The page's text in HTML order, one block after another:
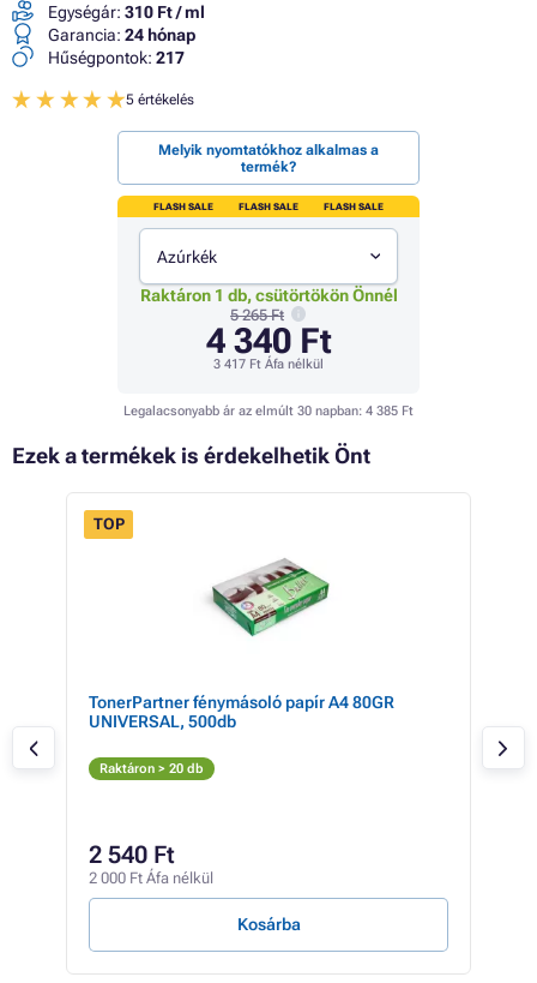
Egységár: 310 Ft / ml
Garancia: 24 hónap
Hűségpontok: 217
5 értékelés
Melyik nyomtatókhoz alkalmas a
termék?
FLASH SALE FLASH SALE FLASH SALE
Azúrkék
Raktáron 1 db, csütörtökön Önnél
5 265 Ft
4 340 Ft
3 417 Ft Áfa nélkül
Legalacsonyabb ár az elmúlt 30 napban: 4 385 Ft
Ezek a termékek is érdekelhetik Önt
TOP
TonerPartner fénymásoló papír A4 80GR
UNIVERSAL, 500db
Raktáron > 20 db
2 540 Ft
2 000 Ft Áfa nélkül
Kosárba